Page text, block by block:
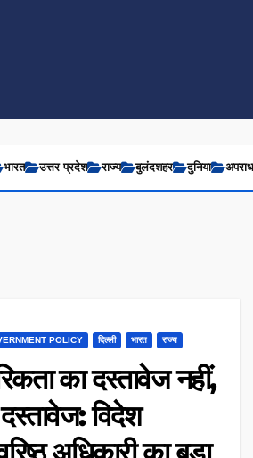
भारत उत्तर प्रदेश राज्य बुलंदशहर दुनिया अपराध
POLICY दिल्ली भारत राज्य
का दस्तावेज नहीं,
विदेश